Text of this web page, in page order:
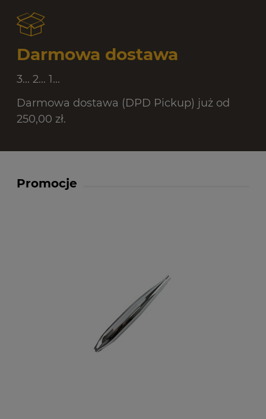
Darmowa dostawa
3... 2... 1...
Darmowa dostawa (DPD Pickup) już od
250,00 zł.
Promocje